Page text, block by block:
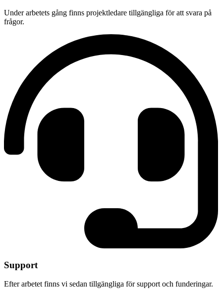
Under arbetets gång finns projektledare tillgängliga för att svara på
frågor.
Support
Efter arbetet finns vi sedan tillgängliga för support och funderingar.